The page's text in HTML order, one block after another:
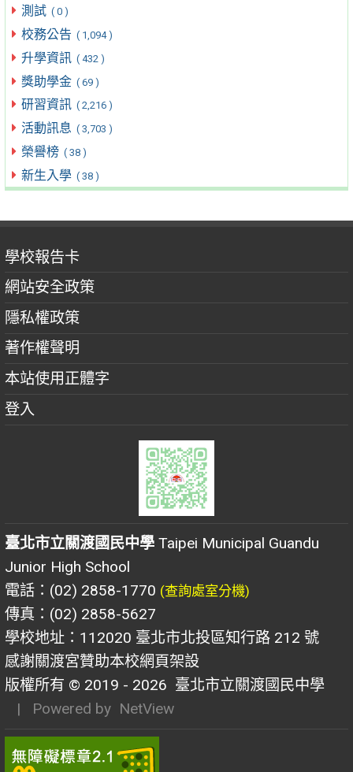
測試 ( 0 )
校務公告 ( 1,094 )
升學資訊 ( 432 )
獎助學金 ( 69 )
研習資訊 ( 2,216 )
活動訊息 ( 3,703 )
榮譽榜 ( 38 )
新生入學 ( 38 )
學校報告卡
網站安全政策
隱私權政策
著作權聲明
本站使用正體字
登入
臺北市立關渡國民中學 Taipei Municipal Guandu
Junior High School
電話：(02) 2858-1770 (查詢處室分機)
傳真：(02) 2858-5627
學校地址：112020 臺北市北投區知行路 212 號
感謝關渡宮贊助本校網頁架設
版權所有 © 2019 - 2026 臺北市立關渡國民中學
| Powered by NetView